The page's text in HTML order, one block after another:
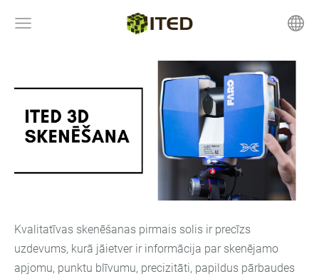
Kvalitatīvas skenēšanas pirmais solis ir precīzs
uzdevums, kurā jāietver ir informācija par skenējamo
apjomu, punktu blīvumu, precizitāti, papildus pārbaudes